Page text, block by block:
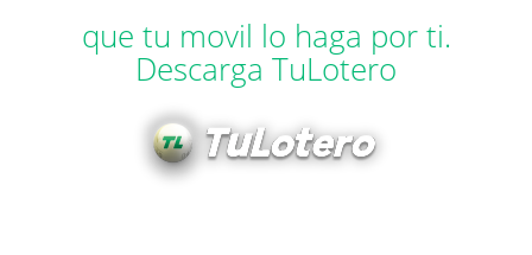
que tu movil lo haga por ti.
Descarga TuLotero